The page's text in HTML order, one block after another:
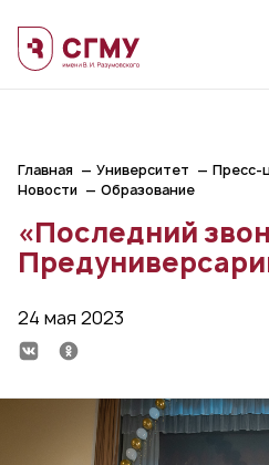
Главная Университет Пресс-
Новости
Образование
«Последний
24 мая 2023